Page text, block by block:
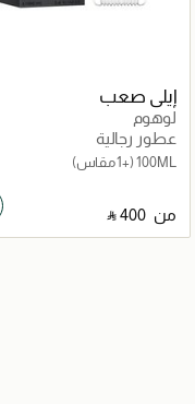
إيلي صعب
لوهوم
عطور رجالية
100ML (+1 مقاس)
من ‎ ⃁ ⁦400⁩ ‎